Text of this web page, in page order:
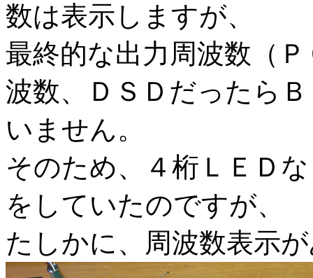
数は表示しますが、
最終的な出力周波数（
波数、ＤＳＤだったら
いません。
そのため、４桁ＬＥＤ
をしていたのですが、
たしかに、周波数表示